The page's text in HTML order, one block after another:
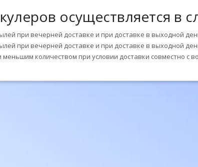
осуществляется в
при вечерней доставке и при доставке в выходной
при вечерней доставке и при доставке в выходной
количеством при условии доставки совместно с